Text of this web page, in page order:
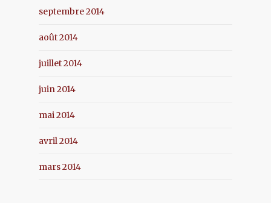
septembre 2014
août 2014
juillet 2014
juin 2014
mai 2014
avril 2014
mars 2014